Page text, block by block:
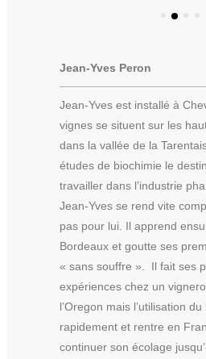
Jean-Yves Peron
Jean-Yves est installé à
vignes se situent sur les
dans la vallée de la
études de biochimie le
travailler dans l’industrie
Jean-Yves se rend vite
pas pour lui. Il apprend
Bordeaux et goutte ses
« sans souffre ». Il fait ses
expériences chez un
l’Oregon mais l’utilisation
rapidement et rentre en
continuer son écolage